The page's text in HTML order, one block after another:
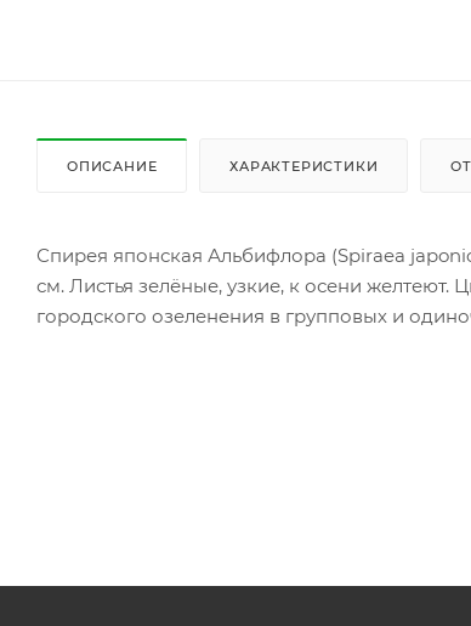
ОПИСАНИЕ ХАРАКТЕРИСТИКИ
Спирея японская Альбифлора (Spiraea
см. Листья зелёные, узкие, к осени
городского озеленения в групповых и